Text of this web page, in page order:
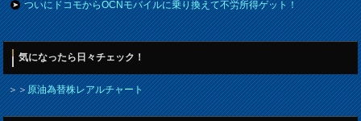
ついにドコモからOCNモバイルに乗り換えて不労所得ゲット！
気になったら日々チェック！
＞＞原油為替株レアルチャート